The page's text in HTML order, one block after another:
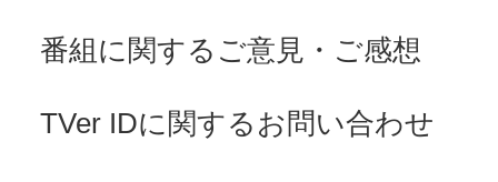
番組に関するご意見・ご感想
TVer IDに関するお問い合わせ